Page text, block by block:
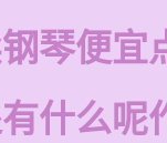
琴便宜
什么呢